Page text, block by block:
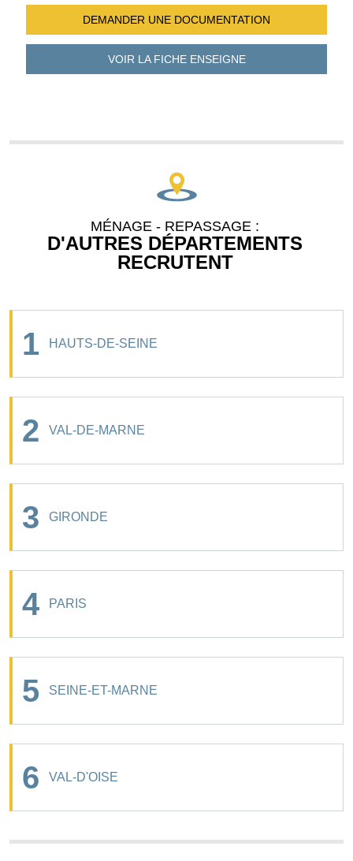
DEMANDER UNE DOCUMENTATION
VOIR LA FICHEENSEIGNE
MÉNAGE - REPASSAGE :
D'AUTRES DÉPARTEMENTS
RECRUTENT
1 HAUTS-DE-SEINE
2 VAL-DE-MARNE
3 GIRONDE
4 PARIS
5 SEINE-ET-MARNE
6 VAL-D'OISE